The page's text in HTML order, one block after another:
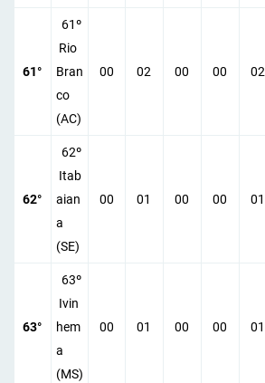
61°
61º
Rio
Bran
co
(AC)
00 02 00 00 02
62°
62º
Itab
aian
a
(SE)
00 01 00 00 01
63°
63º
Ivin
hem
a
(MS)
00 01 00 00 01